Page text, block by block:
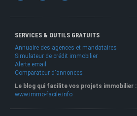
SERVICES & OUTILS GRATUITS
Annuaire des agences et mandataires
Simulateur de crédit immobilier
Alerte email
Comparateur d'annonces
Le blog qui facilite vos projets immobilier :
www.immo-facile.info